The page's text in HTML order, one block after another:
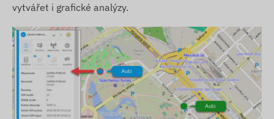
vytvářet i grafické analýzy.